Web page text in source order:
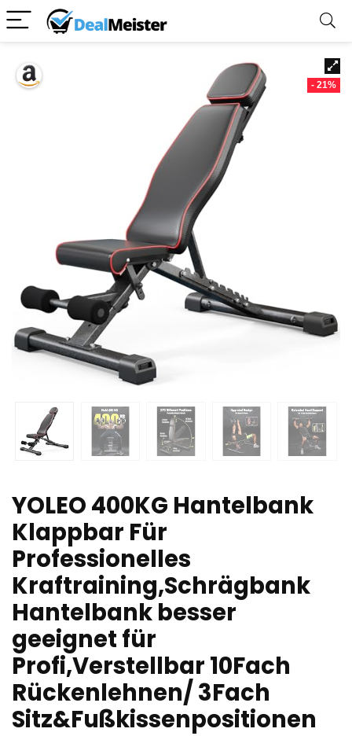
- 21%
YOLEO 400KG Hantelbank
Klappbar Für
Professionelles
Kraftraining,Schrägbank
Hantelbank besser
geeignet für
Profi,Verstellbar 10Fach
Rückenlehnen/ 3Fach
Sitz&Fußkissenpositionen